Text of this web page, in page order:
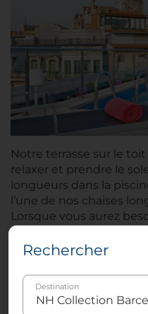
Notre terrasse sur le
relaxer et prendre le
longueurs dans la
l’une de nos chaises
Lorsque vous aurez
nos serveurs seront
cocktail ou un en-cas.
Accès gratuit pour les
Chaises longues et
Rechercher
Destination